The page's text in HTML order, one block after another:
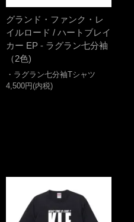
グランド・ファンク・レ
イルロード / ハートブレイ
カー EP - ラグラン七分袖
（2色)
・ラグラン七分袖Tシャツ
4,500円(内税)